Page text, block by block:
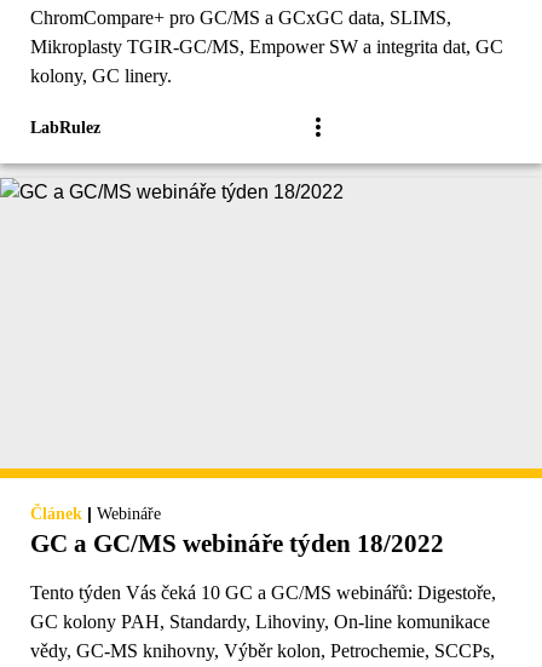
ChromCompare+ pro GC/MS a GCxGC data, SLIMS,
Mikroplasty TGIR-GC/MS, Empower SW a integrita dat, GC
kolony, GC linery.
LabRulez
Článek | Webináře
GC a GC/MS webináře týden 18/2022
Tento týden Vás čeká 10 GC a GC/MS webinářů: Digestoře,
GC kolony PAH, Standardy, Lihoviny, On-line komunikace
vědy, GC-MS knihovny, Výběr kolon, Petrochemie, SCCPs,